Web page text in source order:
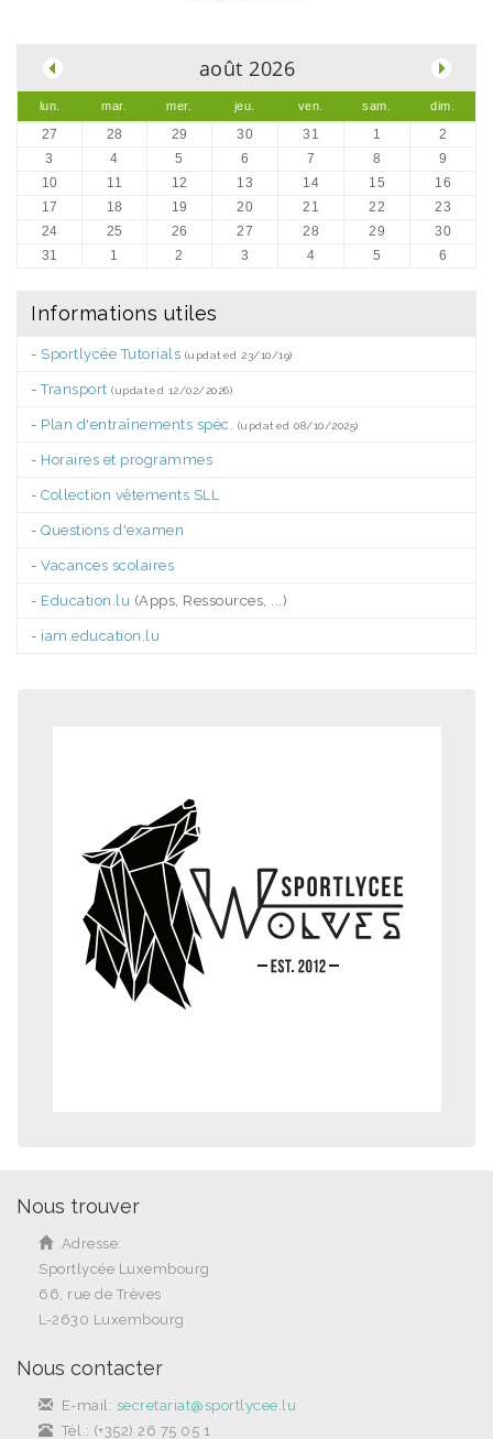
août 2026
lun. mar. mer. jeu. ven. sam. dim.
27 28 29 30 31 1
2
3
4 5 6 7 8
9
10
11 12 13 14 15
16
17
18 19 20 21 22
23
24
25 26 27 28 29
30
31
1 2 3 4 5 6
Informations utiles
- Sportlycée Tutorials (updated 23/10/19)
-Transport (updated 12/02/2026)
- Plan d'entraînements spéc. (updated 08/10/2025)
- Horaires et programmes
- Collection vêtements SLL
- Questions d'examen
- Vacances scolaires
- Education.lu (Apps, Ressources, ...)
- iam.education.lu
Nous trouver
Adresse:
Sportlycée Luxembourg
66, rue de Trèves
L-2630 Luxembourg
Nous contacter
E-mail: secretariat@sportlycee.lu
Tél.: (+352) 26 75 05 1